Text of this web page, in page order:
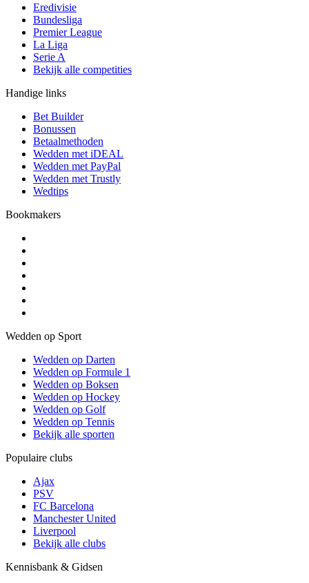
Eredivisie
Bundesliga
Premier League
La Liga
Serie A
Bekijk alle competities
Handige links
Bet Builder
Bonussen
Betaalmethoden
Wedden met iDEAL
Wedden met PayPal
Wedden met Trustly
Wedtips
Bookmakers
Wedden op Sport
Wedden op Darten
Wedden op Formule 1
Wedden op Boksen
Wedden op Hockey
Wedden op Golf
Wedden op Tennis
Bekijk alle sporten
Populaire clubs
Ajax
PSV
FC Barcelona
Manchester United
Liverpool
Bekijk alle clubs
Kennisbank & Gidsen